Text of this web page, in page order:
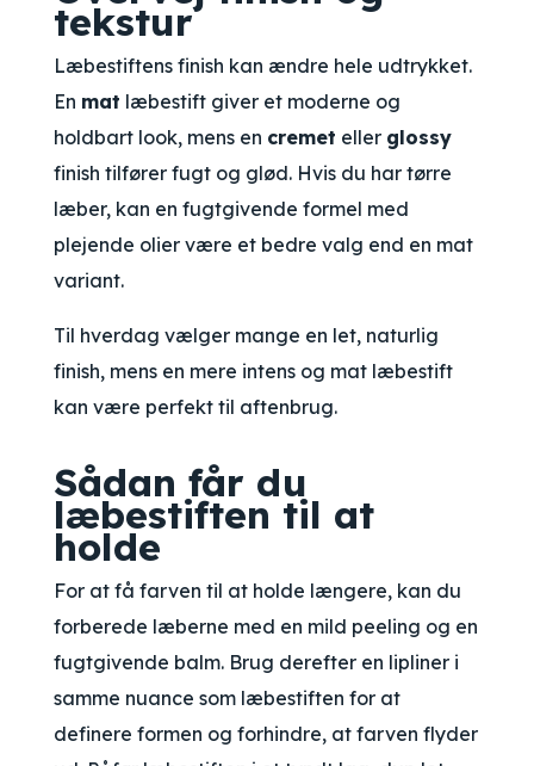
tekstur
Læbestiftens finish kan ændre hele udtrykket.
En mat læbestift giver et moderne og
holdbart look, mens en cremet eller glossy
finish tilfører fugt og glød. Hvis du har tørre
læber, kan en fugtgivende formel med
plejende olier være et bedre valg end en mat
variant.
Til hverdag vælger mange en let, naturlig
finish, mens en mere intens og mat læbestift
kan være perfekt til aftenbrug.
Sådan får du
læbestiften til at
holde
For at få farven til at holde længere, kan du
forberede læberne med en mild peeling og en
fugtgivende balm. Brug derefter en lipliner i
samme nuance som læbestiften for at
definere formen og forhindre, at farven flyder